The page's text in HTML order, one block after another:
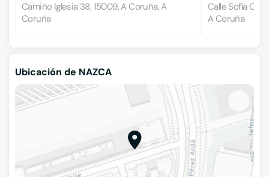
Camiño Iglesia 38, 15009, A Coruña, A
Coruña
Calle Sofía
A Coruña
Ubicación de NAZCA